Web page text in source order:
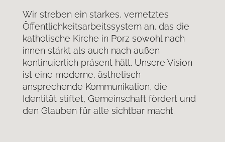
Wir streben ein starkes, vernetztes
Öffentlichkeitsarbeitssystem an, das die
katholische Kirche in Porz sowohl nach
innen stärkt als auch nach außen
kontinuierlich präsent hält. Unsere Vision
ist eine moderne, ästhetisch
ansprechende Kommunikation, die
Identität stiftet, Gemeinschaft fördert und
den Glauben für alle sichtbar macht.